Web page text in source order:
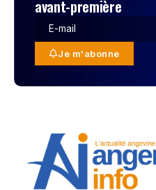
avant-première
Je m'abonne